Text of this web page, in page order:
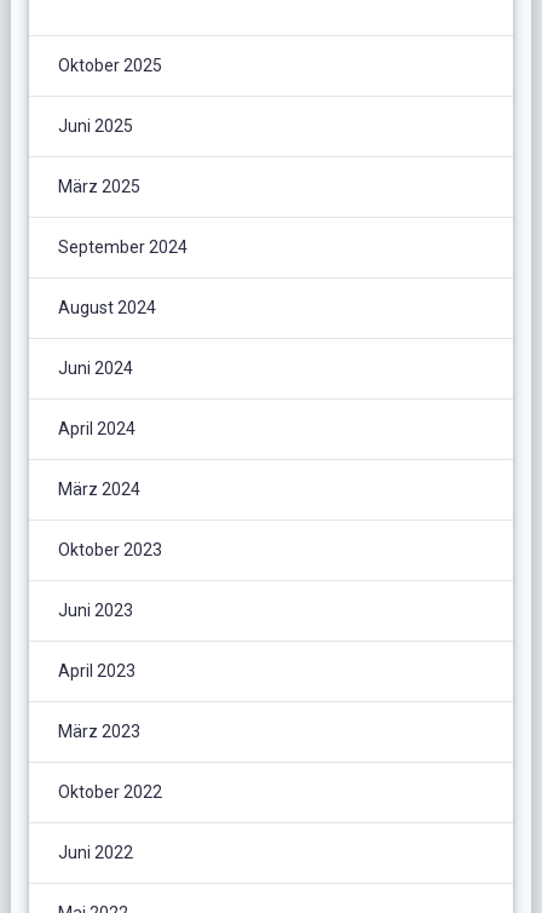
Oktober 2025
Juni 2025
März 2025
September 2024
August 2024
Juni 2024
April 2024
März 2024
Oktober 2023
Juni 2023
April 2023
März 2023
Oktober 2022
Juni 2022